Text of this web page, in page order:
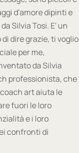
d'amore dipinti e
Silvia Tosi. E' un
di dire grazie, ti voglio
per me,
da Silvia
professionista, che
art aiuta le
fuori le loro
e i loro
confronti di